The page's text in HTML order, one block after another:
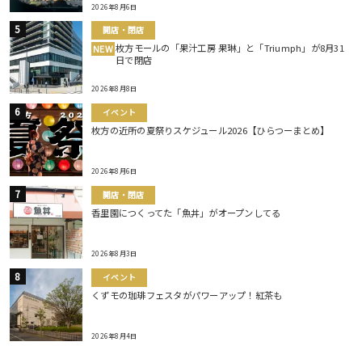
2026年8月6日
開店・閉店
NEW 枚方モールの「果汁工房 果琳」と「Triumph」が8月31
日で閉店
2026年8月8日
イベント
枚方の近所の夏祭りスケジュール2026【ひらつーまとめ】
2026年8月6日
開店・閉店
香里園につくってた「魚丼」がオープンしてる
2026年8月3日
イベント
くずモの珈琲フェスタがパワーアップ！紅茶も
2026年8月4日